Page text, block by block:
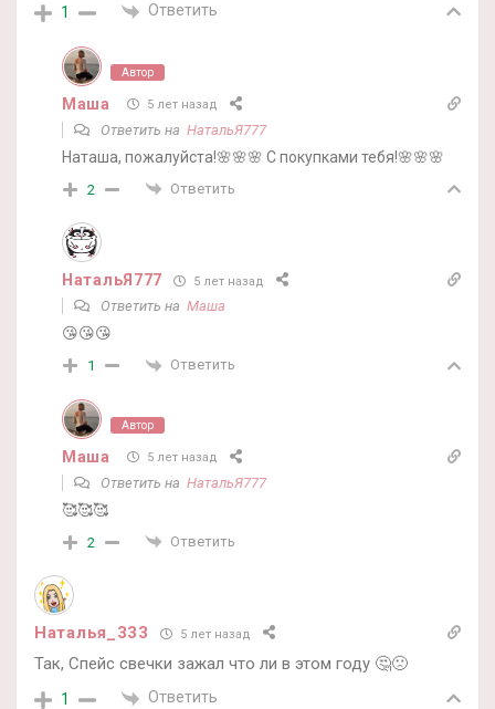
1 Ответить
Автор
Маша 5 лет назад
Ответить на НатальЯ777
Наташа, пожалуйста!🌸🌸🌸 С покупками тебя!🌸🌸🌸
2 Ответить
НатальЯ777 5 лет назад
Ответить на Маша
😘😘😘
1 Ответить
Автор
Маша 5 лет назад
Ответить на НатальЯ777
🥰🥰🥰
2 Ответить
Наталья_333 5 лет назад
Так, Спейс свечки зажал что ли в этом году 🤔🙁
1 Ответить